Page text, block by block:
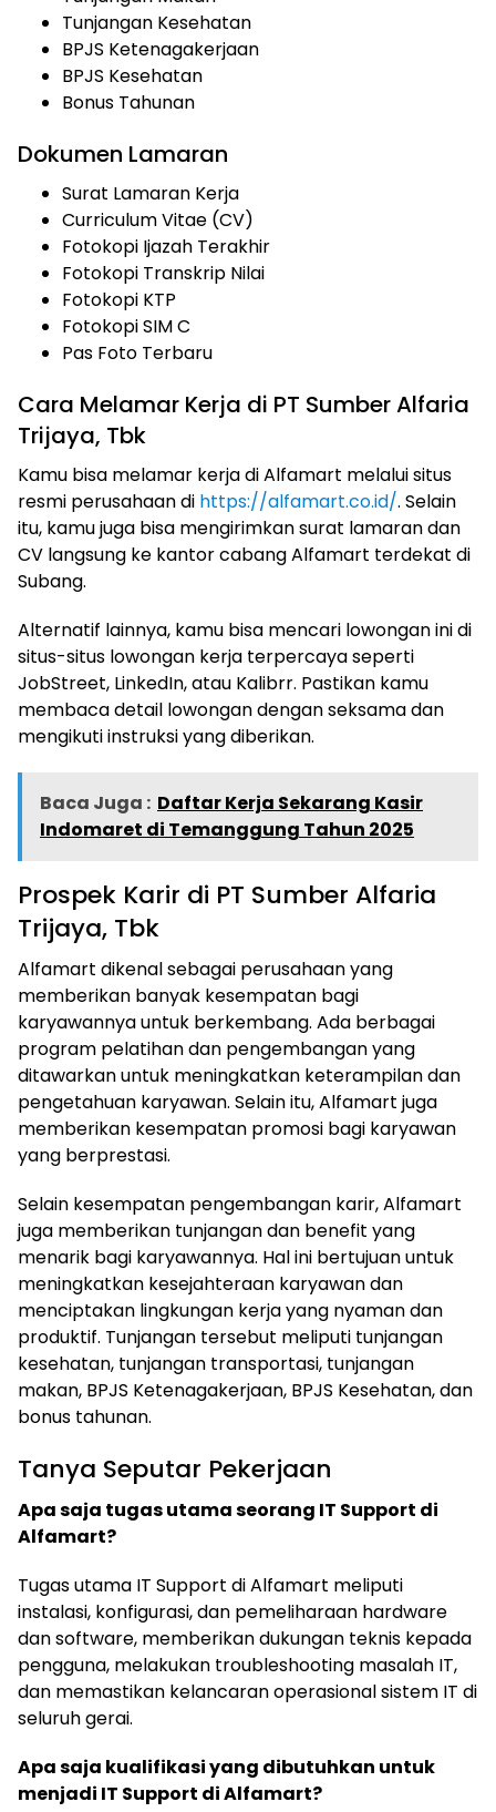
Tunjangan Kesehatan
BPJS Ketenagakerjaan
BPJS Kesehatan
Bonus Tahunan
Dokumen Lamaran
Surat Lamaran Kerja
Curriculum Vitae (CV)
Fotokopi Ijazah Terakhir
Fotokopi Transkrip Nilai
Fotokopi KTP
Fotokopi SIM C
Pas Foto Terbaru
Cara Melamar Kerja di PT Sumber Alfaria
Trijaya, Tbk
Kamu bisa melamar kerja di Alfamart melalui situs
resmi perusahaan di https://alfamart.co.id/. Selain
itu, kamu juga bisa mengirimkan surat lamaran dan
CV langsung ke kantor cabang Alfamart terdekat di
Subang.
Alternatif lainnya, kamu bisa mencari lowongan ini di
situs-situs lowongan kerja terpercaya seperti
JobStreet, LinkedIn, atau Kalibrr. Pastikan kamu
membaca detail lowongan dengan seksama dan
mengikuti instruksi yang diberikan.
Baca Juga : Daftar Kerja Sekarang Kasir
Indomaret di Temanggung Tahun 2025
Prospek Karir di PT Sumber Alfaria
Trijaya, Tbk
Alfamart dikenal sebagai perusahaan yang
memberikan banyak kesempatan bagi
karyawannya untuk berkembang. Ada berbagai
program pelatihan dan pengembangan yang
ditawarkan untuk meningkatkan keterampilan dan
pengetahuan karyawan. Selain itu, Alfamart juga
memberikan kesempatan promosi bagi karyawan
yang berprestasi.
Selain kesempatan pengembangan karir, Alfamart
juga memberikan tunjangan dan benefit yang
menarik bagi karyawannya. Hal ini bertujuan untuk
meningkatkan kesejahteraan karyawan dan
menciptakan lingkungan kerja yang nyaman dan
produktif. Tunjangan tersebut meliputi tunjangan
kesehatan, tunjangan transportasi, tunjangan
makan, BPJS Ketenagakerjaan, BPJS Kesehatan, dan
bonus tahunan.
Tanya Seputar Pekerjaan
Apa saja tugas utama seorang IT Support di
Alfamart?
Tugas utama IT Support di Alfamart meliputi
instalasi, konfigurasi, dan pemeliharaan hardware
dan software, memberikan dukungan teknis kepada
pengguna, melakukan troubleshooting masalah IT,
dan memastikan kelancaran operasional sistem IT di
seluruh gerai.
Apa saja kualifikasi yang dibutuhkan untuk
menjadi IT Support di Alfamart?